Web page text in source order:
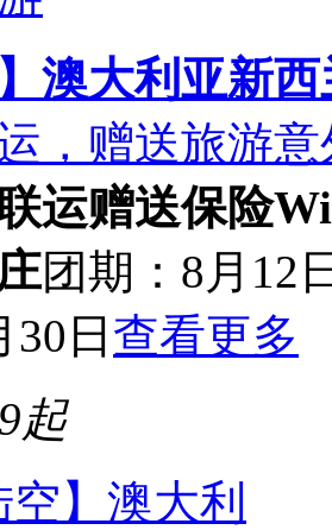
】澳大利亚新
，赠送旅游
运赠送保险
团期：8月12
30日 查看更多
起